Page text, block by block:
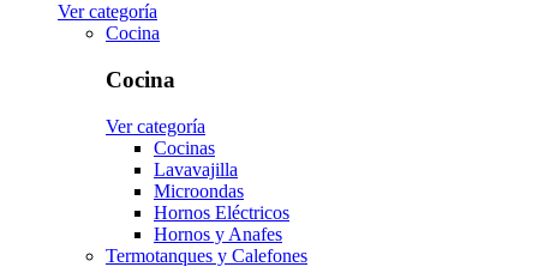
Ver categoría
Cocina
Cocina
Ver categoría
Cocinas
Lavavajilla
Microondas
Hornos Eléctricos
Hornos y Anafes
Termotanques y Calefones